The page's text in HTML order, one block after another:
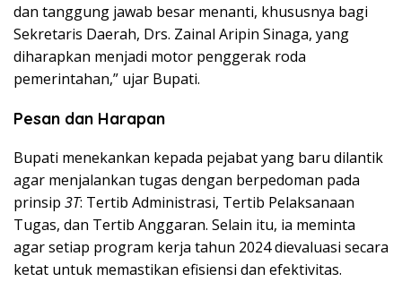
dan tanggung jawab besar menanti, khususnya bagi
Sekretaris Daerah, Drs. Zainal Aripin Sinaga, yang
diharapkan menjadi motor penggerak roda
pemerintahan,” ujar Bupati.
Pesan dan Harapan
Bupati menekankan kepada pejabat yang baru dilantik
agar menjalankan tugas dengan berpedoman pada
prinsip 3T: Tertib Administrasi, Tertib Pelaksanaan
Tugas, dan Tertib Anggaran. Selain itu, ia meminta
agar setiap program kerja tahun 2024 dievaluasi secara
ketat untuk memastikan efisiensi dan efektivitas.